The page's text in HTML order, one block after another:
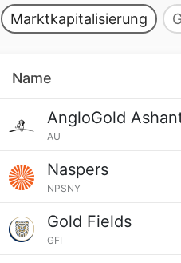
Marktkapitalisierung
Name
AngloGold
AU
Naspers
NPSNY
Gold Fields
GFI